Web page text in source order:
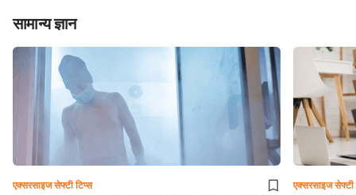
सामान्य ज्ञान
एक्सरसाइज सेफ्टी टिप्स एक्सरसाइज सेफ्टी